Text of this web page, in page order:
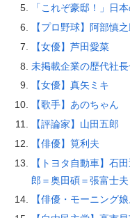
「これぞ豪邸！」日
【プロ野球】阿部慎
【女優】芦田愛菜
未掲載企業の歴代社
【女優】真矢ミキ
【歌手】あのちゃん
【評論家】山田五郎
【俳優】筧利夫
【トヨタ自動車】石
郎＝奥田碩＝張富士
【俳優・モーニング